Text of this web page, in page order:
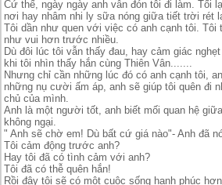
Cứ thế, ngày ngày anh vẫn đón tôi đi làm. Tối
nơi hay nhâm nhi ly sữa nóng giữa tiết trời rét
Tôi dần như quen với việc có anh cạnh tôi. Tôi
như vui hơn trước nhiều.
Dù đôi lúc tôi vẫn thấy đau, hay cảm giác
khi tôi nhìn thấy hắn cùng Thiên Vân.......
Nhưng chỉ cần những lúc đó có anh cạnh tôi,
những nụ cười ấm áp, anh sẽ giúp tôi quên đi
chủ của mình.
Anh là một người tốt, anh biết mối quan hệ
không ngại.
" Anh sẽ chờ em! Dù bất cứ giá nào"- Anh đã
Tôi cảm động trước anh?
Hay tôi đã có tình cảm với anh?
Tôi đã có thễ quên hắn!
Rồi đây tôi sẽ có một cuộc sống hạnh phúc